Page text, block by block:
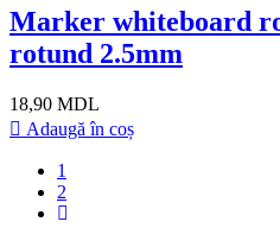
Marker whiteboard
rotund 2.5mm
18,90 MDL
Adaugă în coș
1
2